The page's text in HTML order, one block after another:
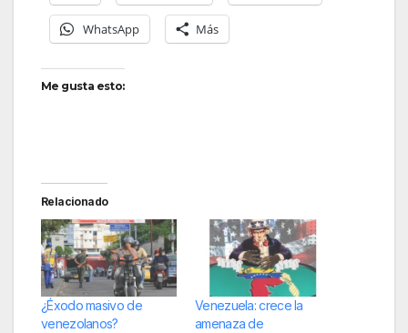
WhatsApp Más
Me gusta esto:
Relacionado
¿Éxodo masivo de
venezolanos?
Venezuela: crece la
amenaza de